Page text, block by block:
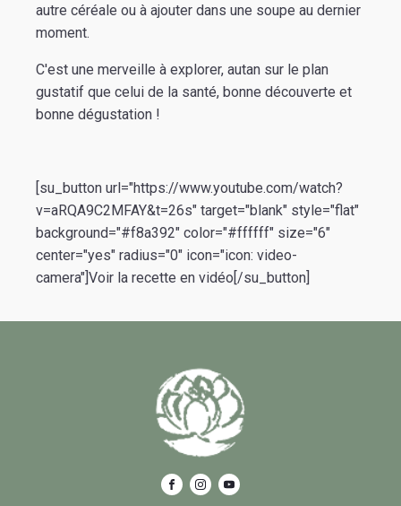
autre céréale ou à ajouter dans une soupe au dernier
moment.
C'est une merveille à explorer, autan sur le plan
gustatif que celui de la santé, bonne découverte et
bonne dégustation !
[su_button url="https://www.youtube.com/watch?
v=aRQA9C2MFAY&t=26s" target="blank" style="flat"
background="#f8a392" color="#ffffff" size="6"
center="yes" radius="0" icon="icon: video-
camera"]Voir la recette en vidéo[/su_button]